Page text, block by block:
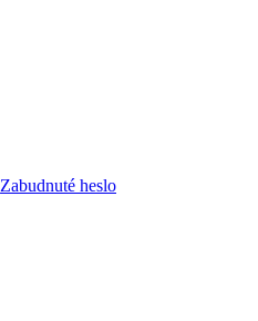
Zabudnuté heslo